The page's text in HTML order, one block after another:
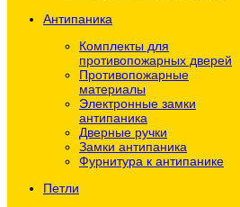
Антипаника
Комплекты для
противопожарных дверей
Противопожарные
материалы
Электронные замки
антипаника
Дверные ручки
Замки антипаника
Фурнитура к антипанике
Петли